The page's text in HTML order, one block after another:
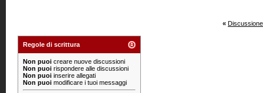
«
Regole di scrittura
Non puoi creare nuove discussioni
Non puoi rispondere alle discussioni
Non puoi inserire allegati
Non puoi modificare i tuoi messaggi